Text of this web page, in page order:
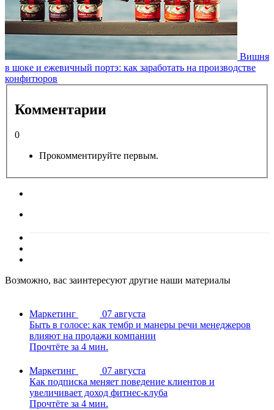
Вишня
в шоке и ежевичный портэ: как заработать на производстве
конфитюров
Комментарии
0
Прокомментируйте первым.
Возможно, вас заинтересуют другие наши материалы
Маркетинг
07 августа
Быть в голосе: как тембр и манеры речи менеджеров
влияют на продажи компании
Прочтёте за 4 мин.
Маркетинг
07 августа
Как подписка меняет поведение клиентов и
увеличивает доход фитнес-клуба
Прочтёте за 4 мин.